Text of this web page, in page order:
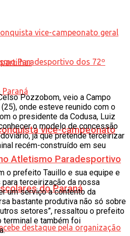
vice-campeonato
Atletismo Paradesportivo
do Paraná
Pozzobom, veio a Campo
onde esteve reunido com o
o presidente da Codusa, Luiz
o modelo de concessão
já que pretende terceirizar
recém-construído em seu
o prefeito Tauillo e sua equipe e
terceirização da nossa
um serviço a contento da
bastante produtiva não só sobre
setores”, ressaltou o prefeito
terminal e também foi